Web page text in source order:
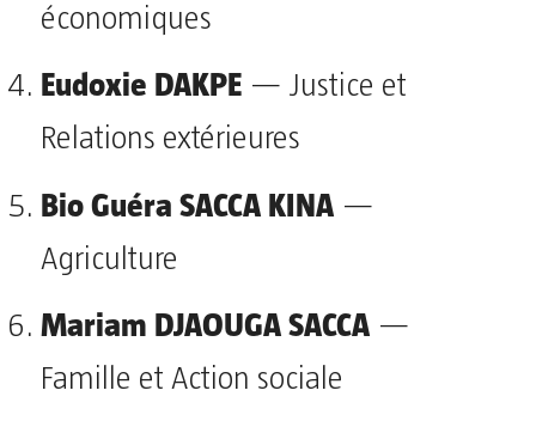
économiques
Eudoxie DAKPE— Justice et
Relations extérieures
Bio Guéra SACCA KINA—
Agriculture
Mariam DJAOUGA SACCA—
Famille et Action sociale